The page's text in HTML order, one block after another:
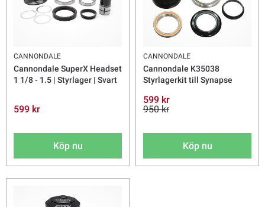
CANNONDALE
Cannondale SuperX Headset
1 1/8 - 1.5 | Styrlager | Svart
599 kr
Köp nu
CANNONDALE
Cannondale K35038
Styrlagerkit till Synapse
599 kr
950 kr
Köp nu